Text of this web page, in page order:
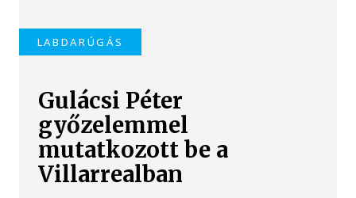
LABDARÚGÁS
Gulácsi Péter
győzelemmel
mutatkozott be a
Villarrealban